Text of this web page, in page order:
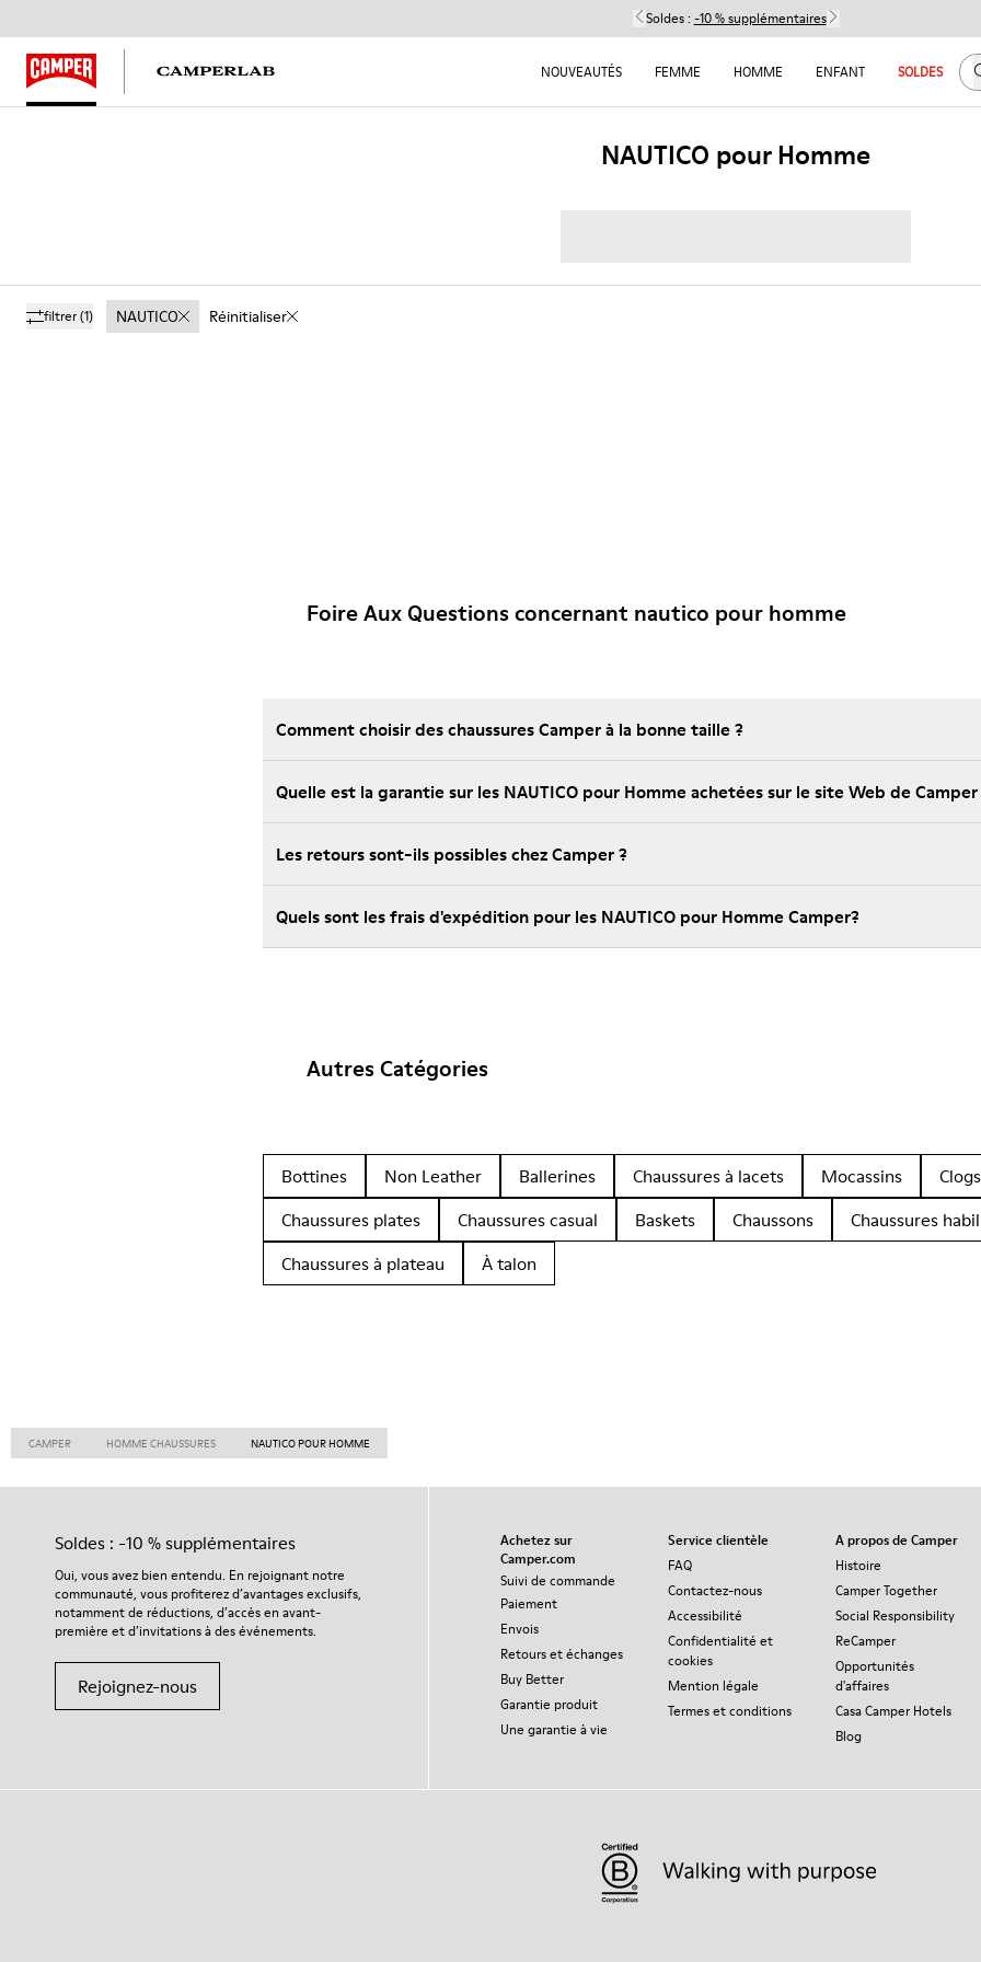
Soldes : -10 % supplémentaires
NOUVEAUTÉS FEMME HOMME ENFANT SOLDES
NAUTICO pour Homme
filtrer(1) NAUTICO Réinitialiser
Foire Aux Questions concernant nautico pour homme
Comment choisir des chaussures Camper à la bonne taille ?
Quelle est la garantie sur les NAUTICO pour Homme achetées sur le site Web de Camper
Les retours sont-ils possibles chez Camper ?
Quels sont les frais d'expédition pour les NAUTICO pour Homme Camper?
Autres Catégories
Bottines Non Leather Ballerines Chaussures à lacets Mocassins
Clogs
Chaussures plates
Chaussures casual Baskets Chaussons
Chaussures
Chaussures à plateau
À talon
CAMPER HOMME CHAUSSURES NAUTICO POUR HOMME
Soldes : -10 % supplémentaires
Oui, vous avez bien entendu. En rejoignant notre
communauté, vous profiterez d’avantages exclusifs,
notamment de réductions, d’accès en avant-
première et d’invitations à des événements.
Rejoignez-nous
Achetez sur
Camper.com
Suivi de commande
Paiement
Envois
Retours et échanges
Buy Better
Garantie produit
Une garantie à vie
Service clientèle
FAQ
Contactez-nous
Accessibilité
Confidentialité et
cookies
Mention légale
Termes et conditions
A propos de Camper
Histoire
Camper Together
Social Responsibility
ReCamper
Opportunités
d'affaires
Casa Camper Hotels
Blog